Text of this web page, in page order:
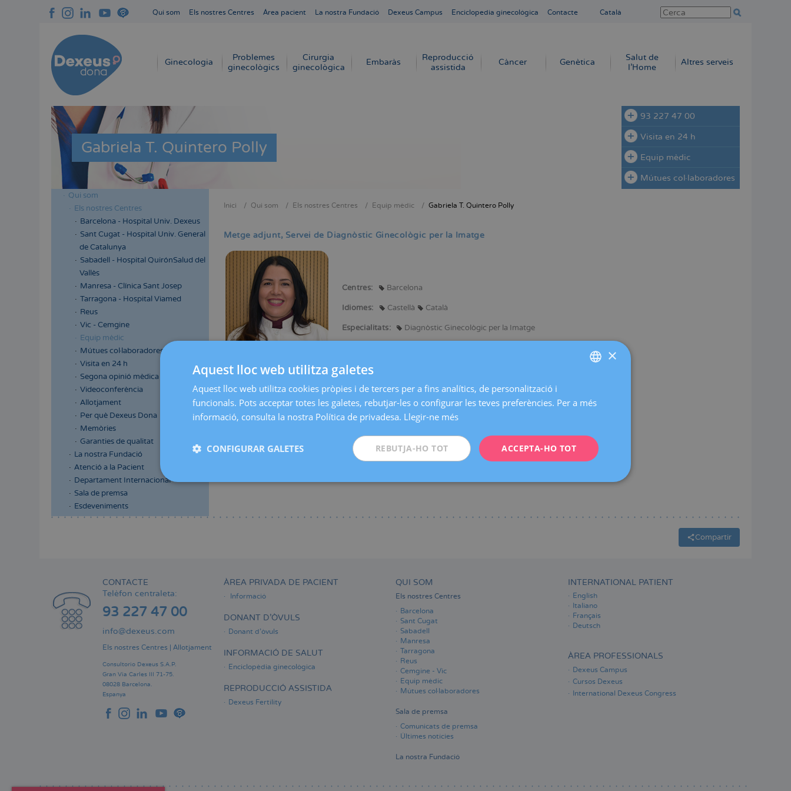
Qui som Els nostres Centres Área pacient La nostra Fundació Dexeus Campus Enciclopedia ginecológica Contacte Català
Navegación
Ginecologia
Problemes
ginecològics
Cirurgia
ginecològica
Embaràs
Reproducció
assistida
Càncer Genètica
Salut de
l'Home
Altres serveis
Gabriela T. Quintero Polly
93 227 47 00
Visita en 24 h
Equip mèdic
Mútues col·laboradores
Menú
lateral
cabecera
Qui som
Els nostres Centres
Barcelona - Hospital Univ. Dexeus
Sant Cugat - Hospital Univ. General
de Catalunya
Sabadell - Hospital QuirónSalud del
Vallès
Manresa - Clínica Sant Josep
Tarragona - Hospital Viamed
Reus
Vic - Cemgine
Equip mèdic
Mútues col·laboradores
Visita en 24 h
Segona opinió mèdica
Videoconferència
Allotjament
Per què Dexeus Dona
Memòries
Garanties de qualitat
La nostra Fundació
Atenció a la Pacient
Departament Internacional
Sala de premsa
Esdeveniments
d'Ariadna
Inici Qui som Els nostres Centres Equip mèdic Gabriela T. Quintero Polly
Metge adjunt Servei de Diagnòstic Ginecològic per la Imatge
Centres: Barcelona
Idiomes: Castellà Català
Especialitats: Diagnòstic Ginecològic per la Imatge
Llicenciada a la Universidad de Carabobo Nucleo Valencia, (Venezuela) - Metge cirurgià.
Compartir
CONTACTE
Telèfon centraleta:
93 227 47 00
info@dexeus.com
Els nostres Centres | Allotjament
Consultorio Dexeus S.A.P.
Gran Via Carles III 71-75.
08028 Barcelona.
Espanya
ÀREA PRIVADA DE PACIENT
Informació
DONANT D'ÒVULS
Donant d'òvuls
INFORMACIÓ DE SALUT
Enciclopèdia ginecològica
REPRODUCCIÓ ASSISTIDA
Dexeus Fertility
QUI SOM
Els nostres Centres
Barcelona
Sant Cugat
Sabadell
Manresa
Tarragona
Reus
Cemgine - Vic
Equip mèdic
Mútues col·laboradores
Sala de premsa
Comunicats de premsa
Últimes notícies
La nostra Fundació
INTERNATIONAL PATIENT
English
Italiano
Français
Deutsch
ÀREA PROFESSIONALS
Dexeus Campus
Cursos Dexeus
International Dexeus Congress
CATALÀ
FRENCH
×
Aquest lloc web utilitza galetes
Aquest lloc web utilitza cookies pròpies i de tercers per a fins analítics, de personalització i
funcionals. Pots acceptar totes les galetes, rebutjar-les o configurar les teves preferències. Per a més
informació, consulta la nostra Política de privadesa. Llegir-ne més
ACCEPTA-HO TOT
REBUTJA-HO TOT
CONFIGURAR GALETES